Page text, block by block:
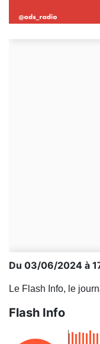
Du 03/06/2024 à
Le Flash Info, le
Flash Info